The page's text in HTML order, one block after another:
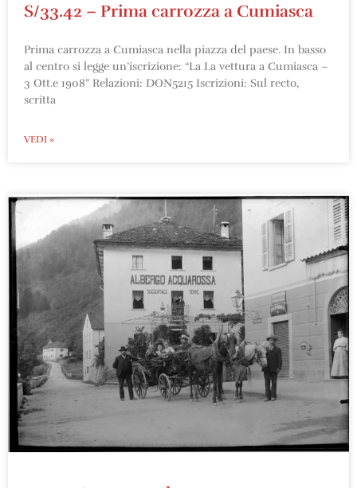
S/33.42 – Prima carrozza a Cumiasca
Prima carrozza a Cumiasca nella piazza del paese. In basso
al centro si legge un’iscrizione: “La I.a vettura a Cumiasca –
3 Ott.e 1908” Relazioni: DON5215 Iscrizioni: Sul recto,
scritta
VEDI »